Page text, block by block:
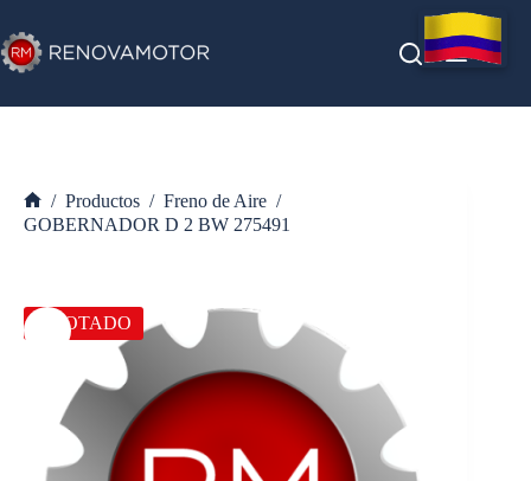
al
contenido
Inicio
/ Productos / Freno de Aire /
GOBERNADOR D 2 BW 275491
AGOTADO